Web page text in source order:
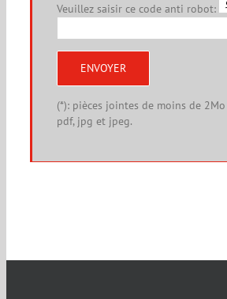
Veuillez saisir ce code anti robot:
(*): pièces jointes de moins de
pdf, jpg et jpeg.